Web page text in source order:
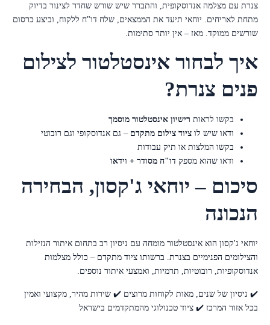
צנרת עם מצלמה אנדוסקופית, והתברר שיש שורש שחדר לצינור בדיוק
מתחת לאריחים. יוחאי תיעד את הממצאים, שלח דו"ח ללקוח, וביצע כרסום
שורשים ממוקד. מאז – אין יותר סתימות.
איך לבחור אינסטלטור לצילום
פנים צנרת?
בקשו לראות רישיון אינסטלטור מוסמך
ודאו שיש לו ציוד צילום מתקדם – גם אנדוסקופי וגם רובוטי
בקשו המלצות או תיק עבודות
ודאו שהוא מספק דו"ח מסודר + וידאו
סיכום – יוחאי ג'קסון, הבחירה
הנכונה
יוחאי ג'קסון הוא אינסטלטור מומחה עם ניסיון רב בתחום איתור הנזילות
והצילומים הפנימיים בצנרת. ברשותו ציוד מתקדם – כולל מצלמות
אנדוסקופיות, רובוטיות, תרמיות, ואמצעי איתור נוספים.
✔️ ניסיון של שנים, מאות לקוחות מרוצים ✔️ שירות מהיר, מקצועי ואמין
בכל אזור המרכז ✔️ ציוד טכנולוגי מהמתקדמים בישראל